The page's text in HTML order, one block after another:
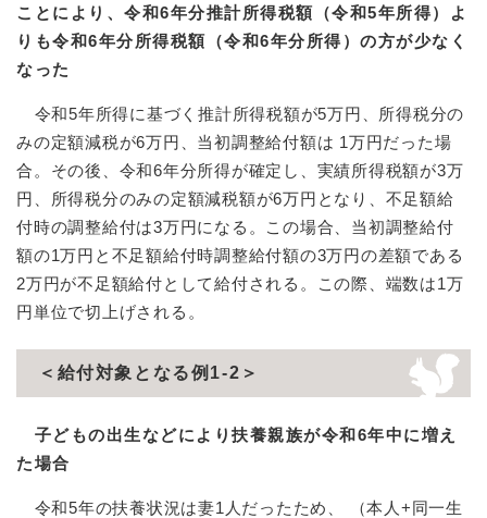
ことにより、令和6年分推計所得税額（令和5年所得）よ
りも令和6年分所得税額（令和6年分所得）の方が少なく
なった
令和5年所得に基づく推計所得税額が5万円、所得税分の
みの定額減税が6万円、当初調整給付額は 1万円だった場
合。その後、令和6年分所得が確定し、実績所得税額が3万
円、所得税分のみの定額減税額が6万円となり、不足額給
付時の調整給付は3万円になる。この場合、当初調整給付
額の1万円と不足額給付時調整給付額の3万円の差額である
2万円が不足額給付として給付される。この際、端数は1万
円単位で切上げされる。
＜給付対象となる例1-2＞
子どもの出生などにより扶養親族が令和6年中に増え
た場合
令和5年の扶養状況は妻1人だったため、 （本人+同一生